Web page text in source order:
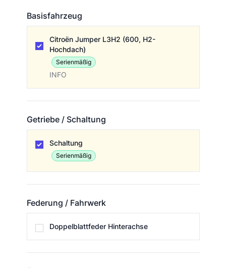
Basisfahrzeug
Citroën Jumper L3H2 (600, H2-
Hochdach)
Serienmäßig
INFO
Getriebe / Schaltung
Schaltung
Serienmäßig
Federung / Fahrwerk
Doppelblattfeder Hinterachse